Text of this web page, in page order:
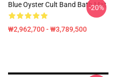
Blue Oyster Cult Band Bath Mat
₩2,962,700 - ₩3,789,500
-20%